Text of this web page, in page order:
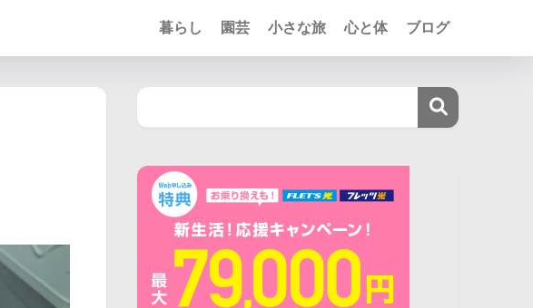
暮らし 園芸 小さな旅 心と体 ブログ